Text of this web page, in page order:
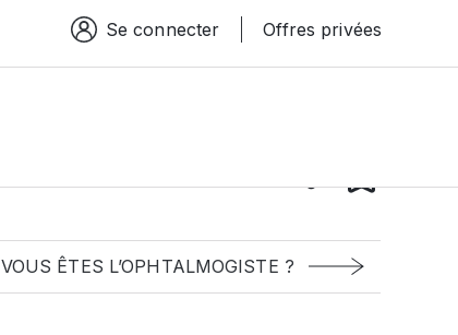
Espace connexion
Se connecter Offres privées
VOUS ÊTES L’OPHTALMOGISTE ?